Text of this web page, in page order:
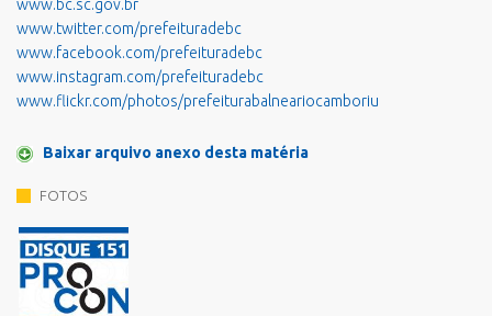
www.bc.sc.gov.br
www.twitter.com/prefeituradebc
www.facebook.com/prefeituradebc
www.instagram.com/prefeituradebc
www.flickr.com/photos/prefeiturabalneariocamboriu
Baixar arquivo anexo desta matéria
FOTOS